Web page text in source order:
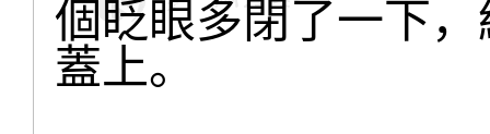
個眨眼多閉了一下
蓋上。